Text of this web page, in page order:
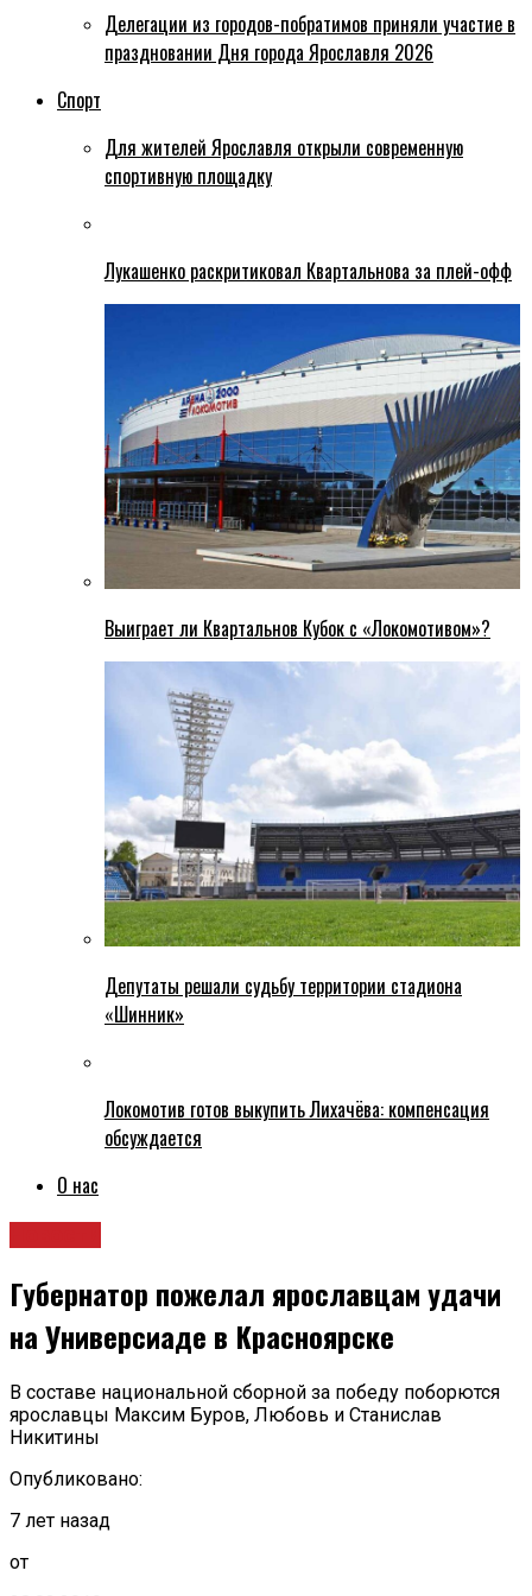
Делегации из городов-побратимов приняли участие в
праздновании Дня города Ярославля 2026
Спорт
Для жителей Ярославля открыли современную
спортивную площадку
Лукашенко раскритиковал Квартальнова за плей-офф
Выиграет ли Квартальнов Кубок с «Локомотивом»?
Депутаты решали судьбу территории стадиона
«Шинник»
Локомотив готов выкупить Лихачёва: компенсация
обсуждается
О нас
Губернатор пожелал ярославцам удачи
на Универсиаде в Красноярске
В составе национальной сборной за победу поборются
ярославцы Максим Буров, Любовь и Станислав
Никитины
Опубликовано:
7 лет назад
от